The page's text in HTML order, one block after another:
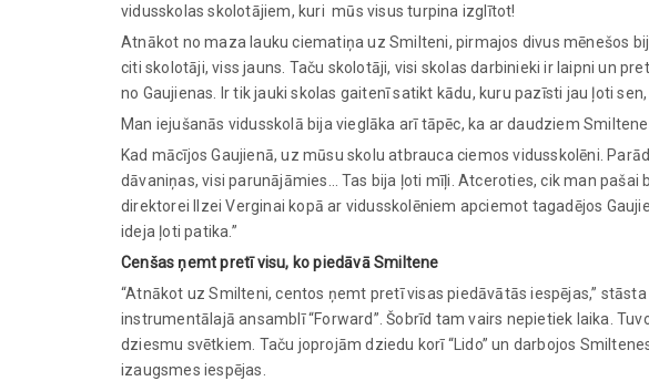
vidusskolas skolotājiem, kuri mūs visus turpina izglītot!
Atnākot no maza lauku ciematiņa uz Smilteni, pirmajos divus mēnešos
citi skolotāji, viss jauns. Taču skolotāji, visi skolas darbinieki ir laipni un
no Gaujienas. Ir tik jauki skolas gaitenī satikt kādu, kuru pazīsti jau ļoti
Man iejušanās vidusskolā bija vieglāka arī tāpēc, ka ar daudziem
Kad mācījos Gaujienā, uz mūsu skolu atbrauca ciemos vidusskolēni.
dāvaniņas, visi parunājāmies… Tas bija ļoti mīļi. Atceroties, cik man
direktorei Ilzei Verginai kopā ar vidusskolēniem apciemot tagadējos
ideja ļoti patika.”
Cenšas ņemt pretī visu, ko piedāvā Smiltene
“Atnākot uz Smilteni, centos ņemt pretī visas piedāvātās iespējas,”
instrumentālajā ansamblī “Forward”. Šobrīd tam vairs nepietiek laika.
dziesmu svētkiem. Taču joprojām dziedu korī “Lido” un darbojos
izaugsmes iespējas.